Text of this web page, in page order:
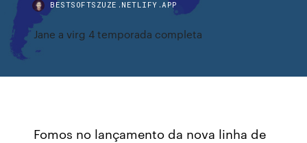
BESTSOFTSZUZE.NETLIFY.APP
Jane a virg 4 temporada completa
Fomos no lançamento da nova linha de